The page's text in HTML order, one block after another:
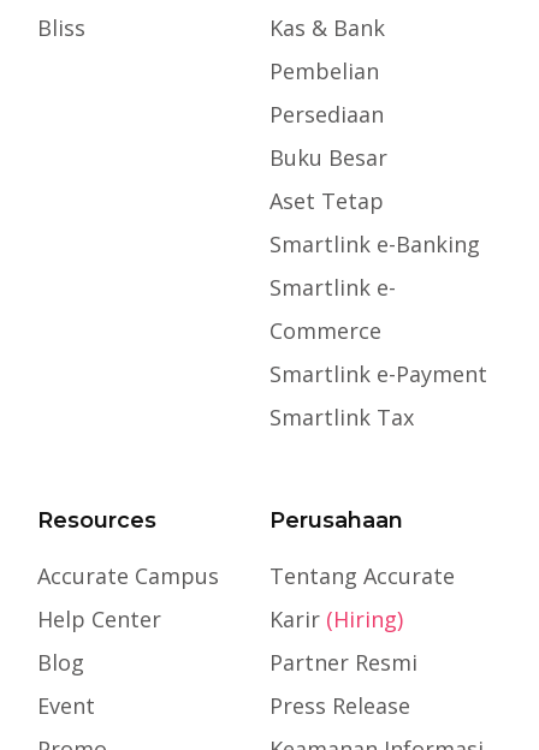
Bliss
Kas & Bank
Pembelian
Persediaan
Buku Besar
Aset Tetap
Smartlink e-Banking
Smartlink e-
Commerce
Smartlink e-Payment
Smartlink Tax
Resources
Accurate Campus
Help Center
Blog
Event
Perusahaan
Tentang Accurate
Karir (Hiring)
Partner Resmi
Press Release